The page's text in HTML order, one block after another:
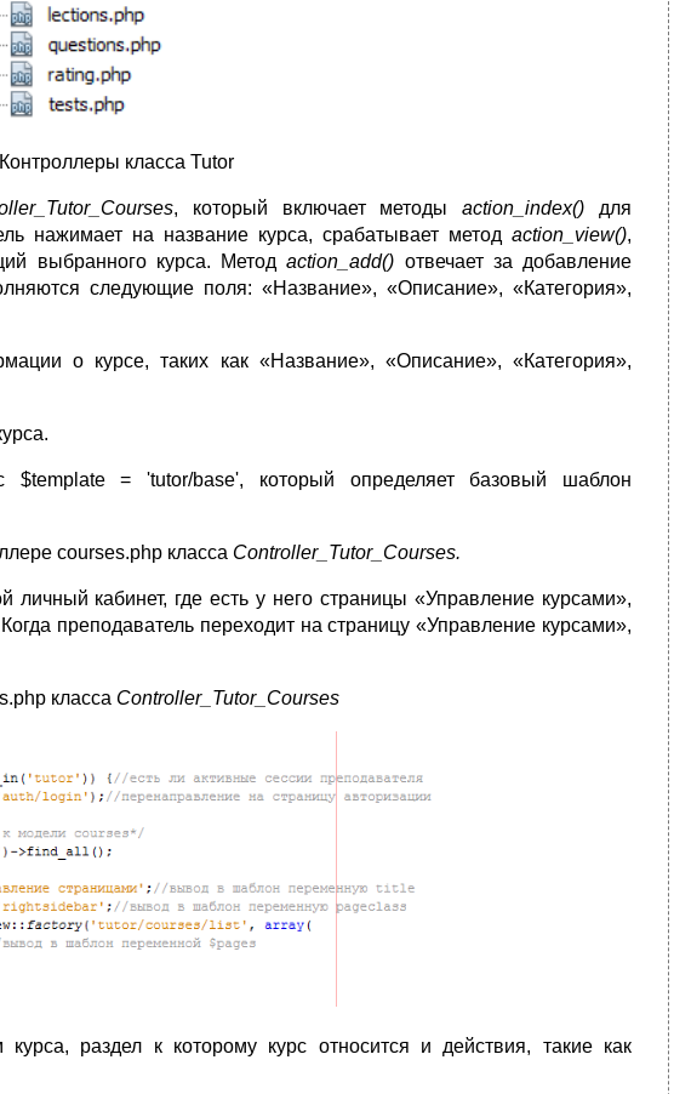
класса Tutor
_ Tutor_ Courses, который включает методыaction _index() для
нажимает на название курса, срабатывает метод action_view(),
выбранного курса. Методaction_add() отвечает за добавление
следующие поля: «Название», «Описание», «Категория»,
о курсе, таких как «Название», «Описание», «Категория»,
$template = 'tutor/base', который определяет базовый шаблон
courses.php класса Controller_ Tutor_ Courses.
личный кабинет, где есть у него страницы «Управление курсами»,
преподаватель переходит на страницу «Управление курсами»,
класса Controller_Tutor_Courses
раздел к которому курс относится и действия, такие как